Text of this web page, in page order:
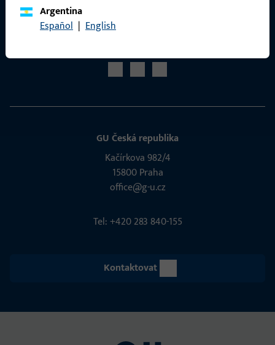
Argentina
Español | English
GU Česká republika
Kačírkova 982/4
15800 Praha
office@g-u.cz
Tel: +420 283 840-155
Kontaktovat